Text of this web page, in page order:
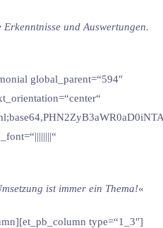
und Auswertungen.
global_parent=“594″
ist immer ein Thema!«
type=“1_3″]